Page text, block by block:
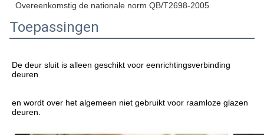
Overeenkomstig de nationale norm QB/T2698-2005
Toepassingen
De deur sluit is alleen geschikt voor eenrichtingsverbinding
deuren
en wordt over het algemeen niet gebruikt voor raamloze glazen
deuren.